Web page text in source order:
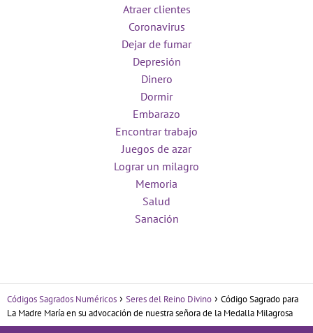
Atraer clientes
Coronavirus
Dejar de fumar
Depresión
Dinero
Dormir
Embarazo
Encontrar trabajo
Juegos de azar
Lograr un milagro
Memoria
Salud
Sanación
Códigos Sagrados Numéricos Seres del Reino Divino
Código Sagrado para
La Madre María en su advocación de nuestra señora de la Medalla Milagrosa